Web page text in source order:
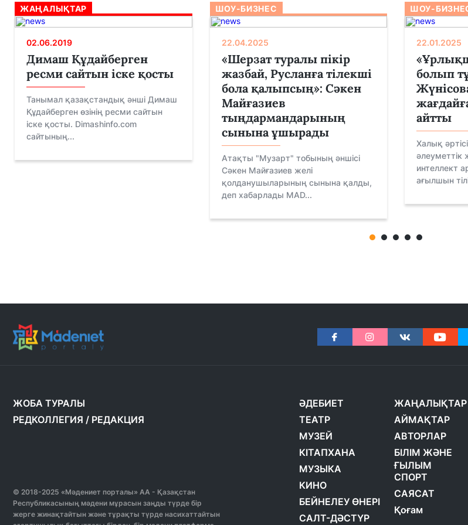
ЖАҢАЛЫҚТАР
02.06.2019
Димаш Құдайберген
ресми сайтын іске қосты
Танымал қазақстандық әнші Димаш
Құдайберген өзінің ресми сайтын
іске қосты. Dimashinfo.com
сайтының...
ШОУ-БИЗНЕС
22.04.2025
«Шерзат туралы пікір
жазбай, Русланға тілекші
бола қалыпсың»: Сәкен
Майғазиев
тыңдармандарының
сынына ұшырады
Атақты "Музарт" тобының әншісі
Сәкен Майғазиев желі
қолданушыларының сынына қалды,
деп хабарлады MAD...
ШОУ-
22.01.2025
болып
айтты
Халық
әлеуметтік
интеллект
ағылшын
ЖОБА ТУРАЛЫ
РЕДКОЛЛЕГИЯ / РЕДАКЦИЯ
© 2018-2025 «Мәдениет порталы» АА - Қазақстан
Республикасының мәдени мұрасын заңды түрде бір
жерге жинақтайтын және тұрақты түрде насихаттайтын
ӘДЕБИЕТ
ТЕАТР
МУЗЕЙ
КІТАПХАНА
МУЗЫКА
КИНО
БЕЙНЕЛЕУ ӨНЕРІ
САЛТ-ДӘСТҮР
ЖАҢАЛЫҚТАР
АЙМАҚТАР
АВТОРЛАР
БІЛІМ ЖӘНЕ
ҒЫЛЫМ
СПОРТ
САЯСАТ
Қоғам